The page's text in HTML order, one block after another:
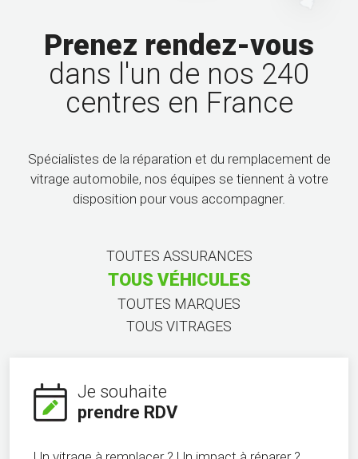
Prenez rendez-vous
dans l'un de nos 240
centres en France
Spécialistes de la réparation et du remplacement de
vitrage automobile, nos équipes se tiennent à votre
disposition pour vous accompagner.
TOUTES ASSURANCES
TOUS VÉHICULES
TOUTES MARQUES
TOUS VITRAGES
Je souhaite
prendre RDV